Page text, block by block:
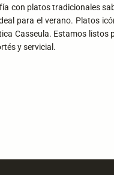
con platos tradicionales
para el verano. Platos
Casseula. Estamos
y servicial.